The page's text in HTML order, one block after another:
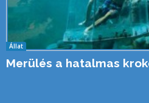
Állat
Merülés a hatalmas